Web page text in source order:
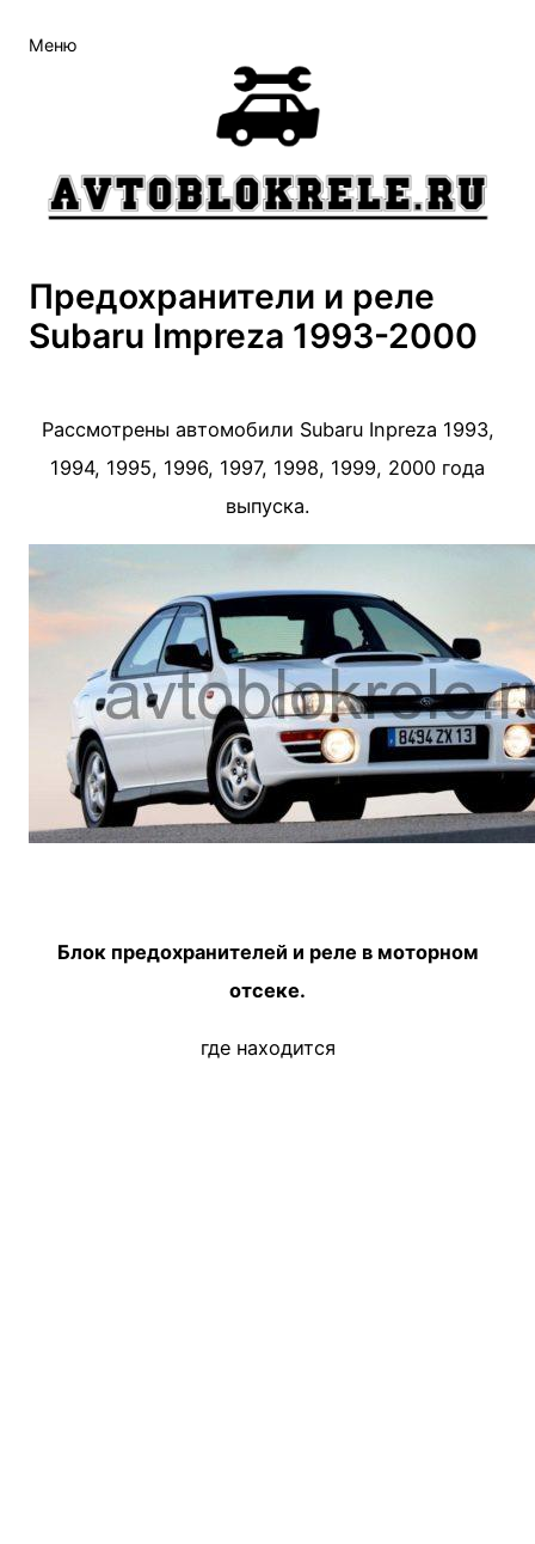
Меню
Предохранители и реле
Subaru Impreza 1993-2000
Рассмотрены автомобили Subaru Inpreza 1993,
1994, 1995, 1996, 1997, 1998, 1999, 2000 года
выпуска.
Блок предохранителей и реле в моторном
отсеке.
где находится